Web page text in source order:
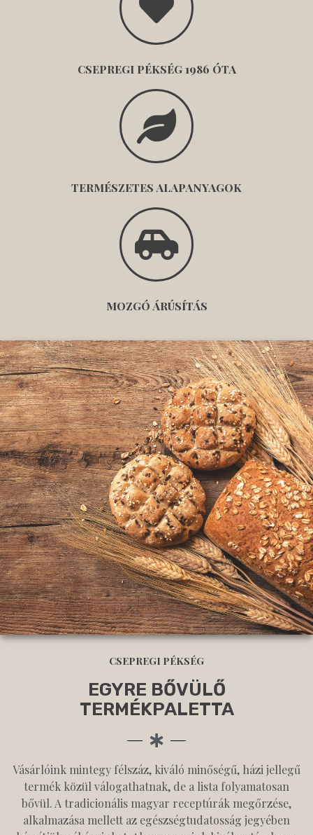
CSEPREGI PÉKSÉG 1986 ÓTA
TERMÉSZETES ALAPANYAGOK
MOZGÓ ÁRÚSÍTÁS
CSEPREGI PÉKSÉG
EGYRE BŐVÜLŐ
TERMÉKPALETTA
Vásárlóink mintegy félszáz, kiváló minőségű, házi jellegű
termék közül válogathatnak, de a lista folyamatosan
bővül. A tradicionális magyar receptúrák megőrzése,
alkalmazása mellett az egészségtudatosság jegyében